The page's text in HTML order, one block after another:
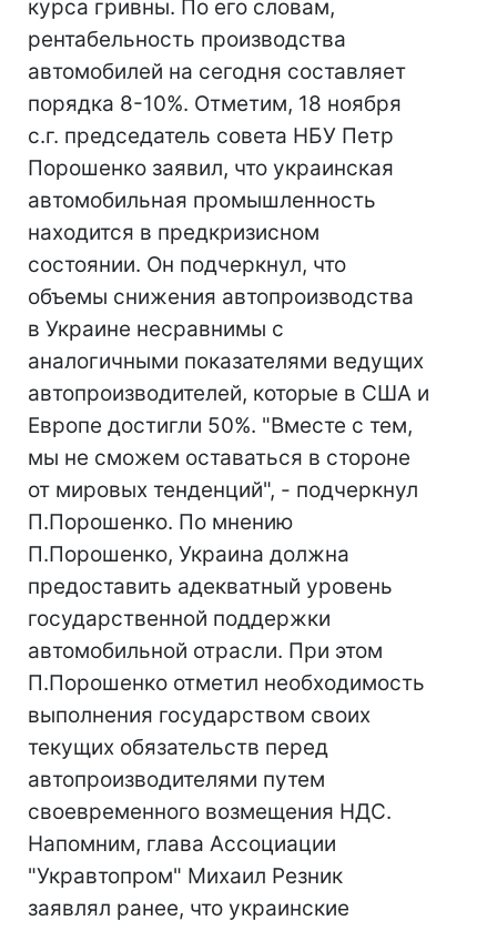
курса гривны. По его словам,
рентабельность производства
автомобилей на сегодня составляет
порядка 8-10%. Отметим, 18 ноября
с.г. председатель совета НБУ Петр
Порошенко заявил, что украинская
автомобильная промышленность
находится в предкризисном
состоянии. Он подчеркнул, что
объемы снижения автопроизводства
в Украине несравнимы с
аналогичными показателями ведущих
автопроизводителей, которые в США и
Европе достигли 50%. "Вместе с тем,
мы не сможем оставаться в стороне
от мировых тенденций", - подчеркнул
П.Порошенко. По мнению
П.Порошенко, Украина должна
предоставить адекватный уровень
государственной поддержки
автомобильной отрасли. При этом
П.Порошенко отметил необходимость
выполнения государством своих
текущих обязательств перед
автопроизводителями путем
своевременного возмещения НДС.
Напомним, глава Ассоциации
"Укравтопром" Михаил Резник
заявлял ранее, что украинские